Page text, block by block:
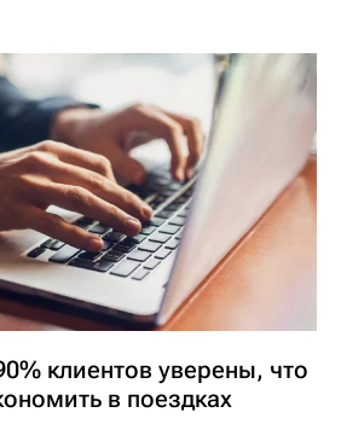
клиентов уверены, что
в поездках